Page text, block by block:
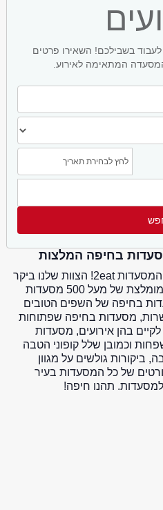
בשבילכם! השאירו פרטים
המתאימה לאירוע.
מסעדות בחיפה עם צוות אתר המסעדות 2eat! הצוות שלנו ביקר
בבירה של הצפון וריכז רשימה מומלצת של מעל 500 מסעדות
בחיפה של השפים הטובים
מסעדות בחיפה שפתוחות
בהן אירועים, מסעדות
וכמובן שלל קופוני הטבה
ביקורות גולשים על מגוון
של כל המסעדות בעיר
תהנו חיפה!